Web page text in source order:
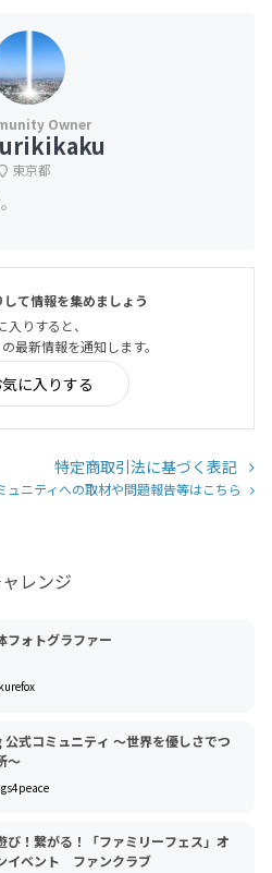
東京都
して情報を集めましょう
入りすると、
最新情報を通知します。
気に入りする
特定商取引法に基づく表記
ュニティへの取材や問題報告等はこちら
レンジ
フォトグラファー
式コミュニティ 〜世界を優しさでつ
〜
び！繋がる！「ファミリーフェス」オ
イベント ファンクラブ